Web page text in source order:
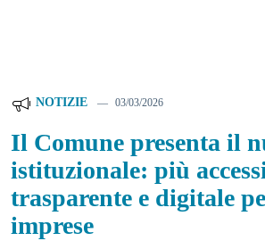
NOTIZIE 03/03/2026
Il Comune presenta il
istituzionale: più
trasparente e digitale
imprese